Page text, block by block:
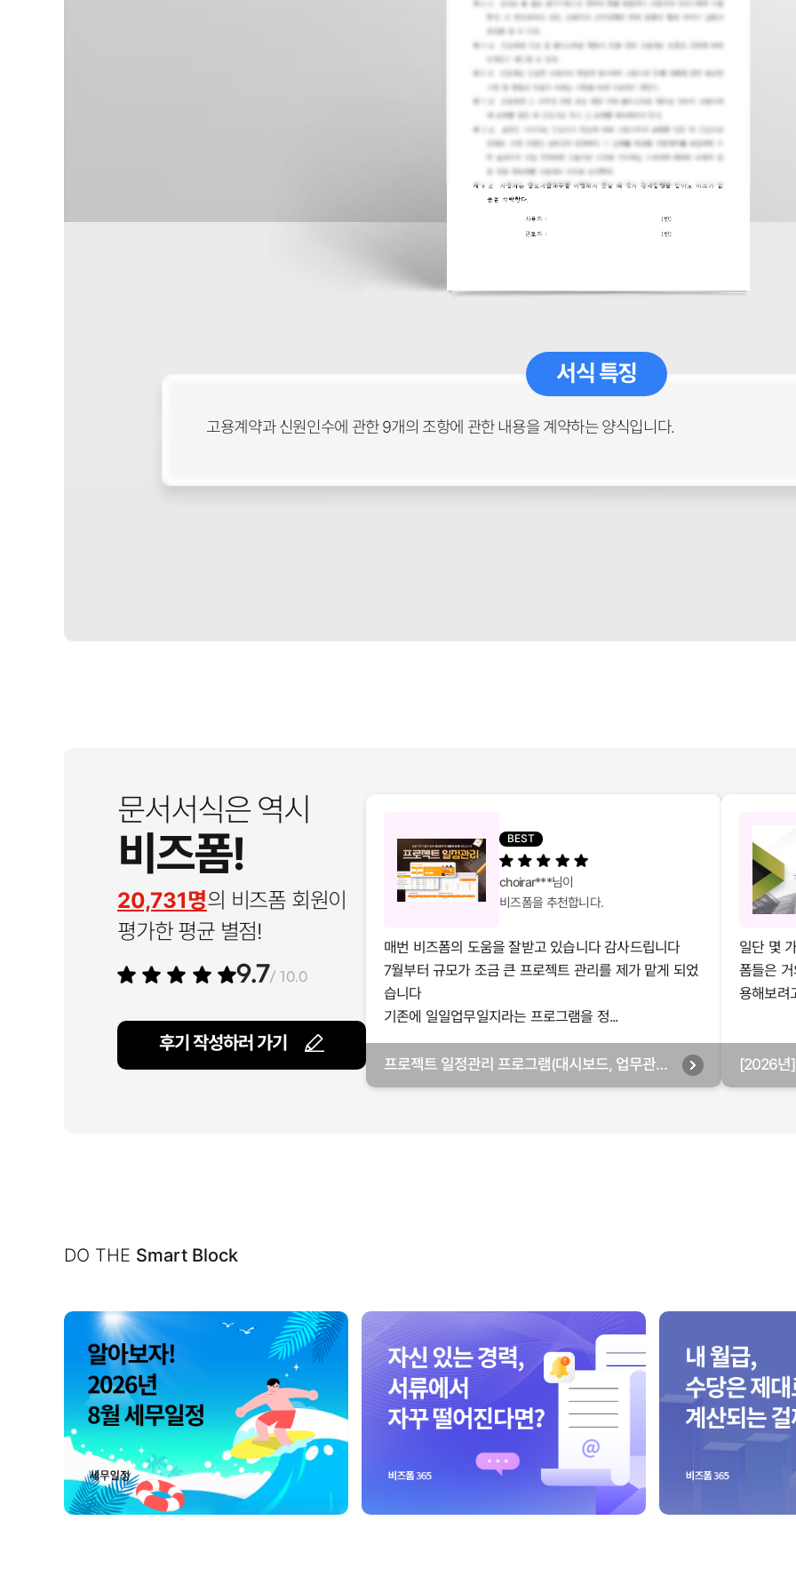
서식 특징
고용계약과 신원인수에 관한 9개의 조항에 관한 내용을 계약하는 양식입니다.
문서서식은 역시
비즈폼!
20,731명의 비즈폼 회원이
평가한 평균 별점!
9.7/ 10.0
후기 작성하러 가기
BEST
choirar***님이
비즈폼을 추천합니다.
매번 비즈폼의 도움을 잘받고 있습니다 감사드립니다
7월부터 규모가 조금 큰 프로젝트 관리를 제가 맡게 되었
습니다
기존에 일일업무일지라는 프로그램을 정...
프로젝트 일정관리 프로그램(대시보드, 업무관리,
일단 몇
폼들은
용해보려
[2026년
DO THE Smart Block